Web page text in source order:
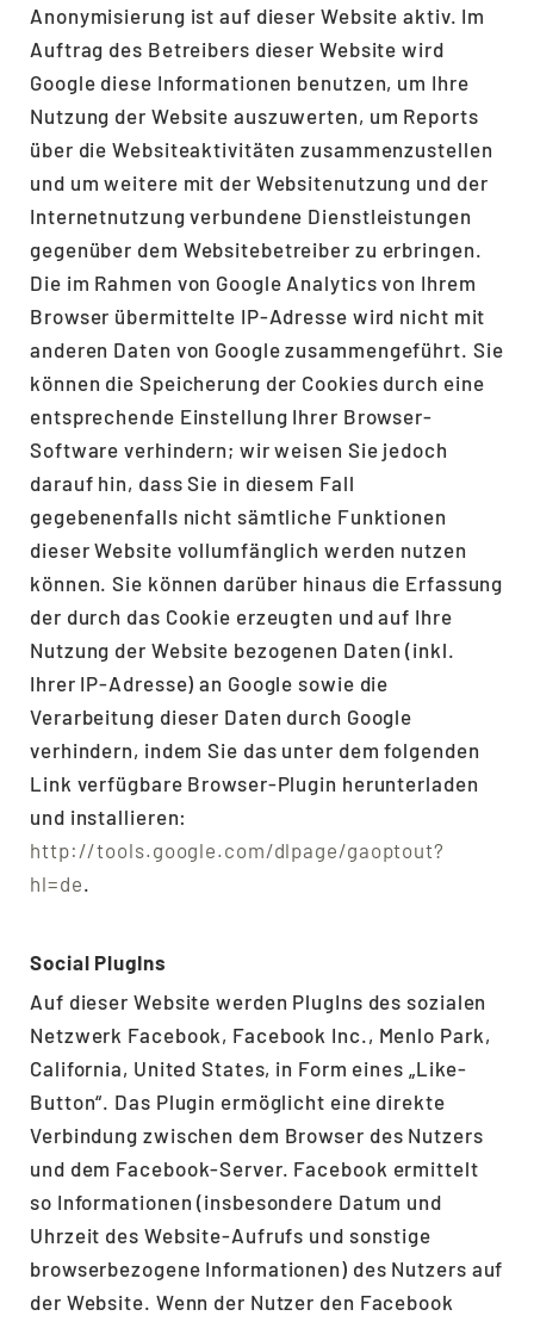
Anonymisierung ist auf dieser Website aktiv. Im
Auftrag des Betreibers dieser Website wird
Google diese Informationen benutzen, um Ihre
Nutzung der Website auszuwerten, um Reports
über die Websiteaktivitäten zusammenzustellen
und um weitere mit der Websitenutzung und der
Internetnutzung verbundene Dienstleistungen
gegenüber dem Websitebetreiber zu erbringen.
Die im Rahmen von Google Analytics von Ihrem
Browser übermittelte IP-Adresse wird nicht mit
anderen Daten von Google zusammengeführt. Sie
können die Speicherung der Cookies durch eine
entsprechende Einstellung Ihrer Browser-
Software verhindern; wir weisen Sie jedoch
darauf hin, dass Sie in diesem Fall
gegebenenfalls nicht sämtliche Funktionen
dieser Website vollumfänglich werden nutzen
können. Sie können darüber hinaus die Erfassung
der durch das Cookie erzeugten und auf Ihre
Nutzung der Website bezogenen Daten (inkl.
Ihrer IP-Adresse) an Google sowie die
Verarbeitung dieser Daten durch Google
verhindern, indem Sie das unter dem folgenden
Link verfügbare Browser-Plugin herunterladen
und installieren:
http://tools.google.com/dlpage/gaoptout?
hl=de.
Social PlugIns
Auf dieser Website werden PlugIns des sozialen
Netzwerk Facebook, Facebook Inc., Menlo Park,
California, United States, in Form eines „Like-
Button“. Das Plugin ermöglicht eine direkte
Verbindung zwischen dem Browser des Nutzers
und dem Facebook-Server. Facebook ermittelt
so Informationen (insbesondere Datum und
Uhrzeit des Website-Aufrufs und sonstige
browserbezogene Informationen) des Nutzers auf
der Website. Wenn der Nutzer den Facebook